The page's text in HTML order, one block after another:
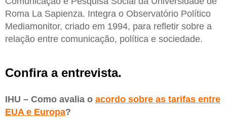
Roma La Sapienza. Integra o Observatório Político
Mediamonitor, criado em 1994, para refletir sobre a
relação entre comunicação, política e sociedade.
Confira a entrevista.
IHU – Como avalia o acordo sobre as tarifas entre
EUA e Europa?